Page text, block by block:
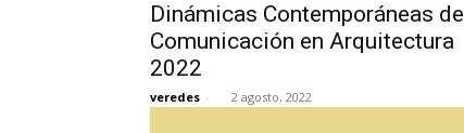
Dinámicas Contemporáneas de
Comunicación en Arquitectura
2022
veredes - 2 agosto, 2022